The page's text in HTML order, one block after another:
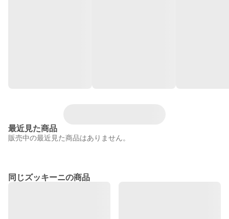
最近見た商品
販売中の最近見た商品はありません。
同じズッキーニの商品